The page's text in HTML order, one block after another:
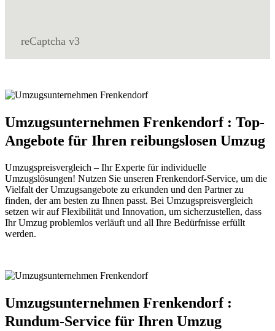
reCaptcha v3
Umzugsunternehmen Frenkendorf : Top-
Angebote für Ihren reibungslosen Umzug
Umzugspreisvergleich – Ihr Experte für individuelle
Umzugslösungen! Nutzen Sie unseren Frenkendorf-Service, um die
Vielfalt der Umzugsangebote zu erkunden und den Partner zu
finden, der am besten zu Ihnen passt. Bei Umzugspreisvergleich
setzen wir auf Flexibilität und Innovation, um sicherzustellen, dass
Ihr Umzug problemlos verläuft und all Ihre Bedürfnisse erfüllt
werden.
Umzugsunternehmen Frenkendorf :
Rundum-Service für Ihren Umzug